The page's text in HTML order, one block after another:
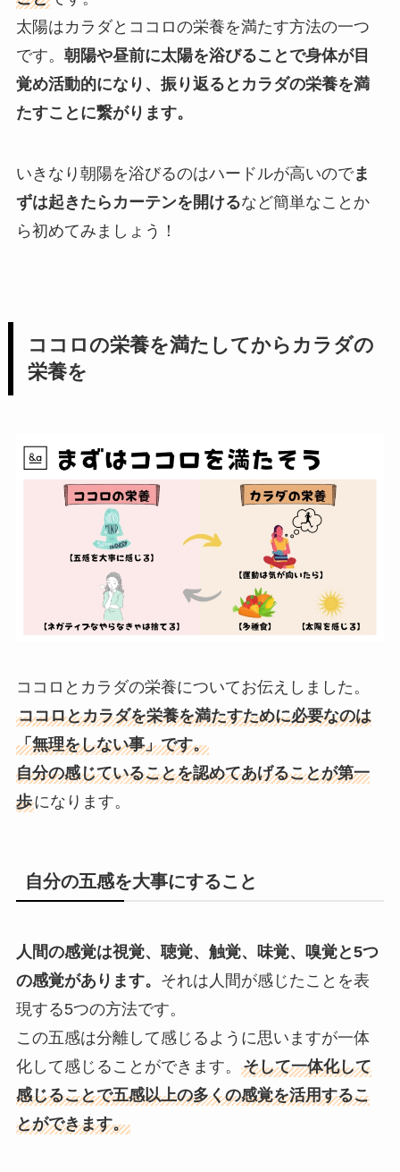
太陽はカラダとココロの栄養を満たす方法の一つ
です。 朝陽や昼前に太陽を浴びることで身体が目
覚め活動的になり、振り返るとカラダの栄養を満
たすことに繋がります。
いきなり朝陽を浴びるのはハードルが高いのでま
ずは起きたらカーテンを開けるなど簡単なことか
ら初めてみましょう！
ココロの栄養を満たしてからカラダの
栄養を
ココロとカラダの栄養についてお伝えしました。
ココロとカラダを栄養を満たすために必要なのは
「無理をしない事」です。
自分の感じていることを認めてあげることが第一
歩になります。
自分の五感を大事にすること
人間の感覚は視覚、聴覚、触覚、味覚、嗅覚と5つ
の感覚があります。 それは人間が感じたことを表
現する5つの方法です。
この五感は分離して感じるように思いますが一体
化して感じることができます。 そして一体化して
感じることで五感以上の多くの感覚を活用するこ
とができます。